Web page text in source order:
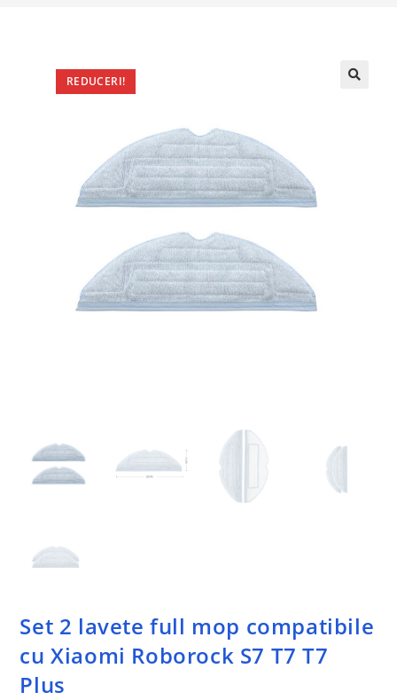
REDUCERI!
Set 2 lavete full mop compatibile
cu Xiaomi Roborock S7 T7 T7
Plus